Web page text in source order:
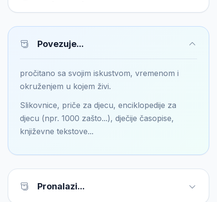
Povezuje...
pročitano sa svojim iskustvom, vremenom i
okruženjem u kojem živi.
Slikovnice, priče za djecu, enciklopedije za
djecu (npr. 1000 zašto...), dječije časopise,
književne tekstove...
Pronalazi...